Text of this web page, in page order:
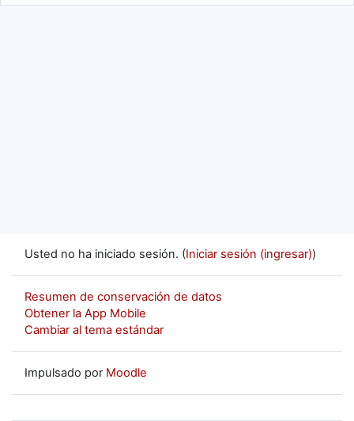
Usted no ha iniciado sesión. (Iniciar sesión (ingresar))
Resumen de conservación de datos
Obtener la App Mobile
Cambiar al tema estándar
Impulsado por Moodle